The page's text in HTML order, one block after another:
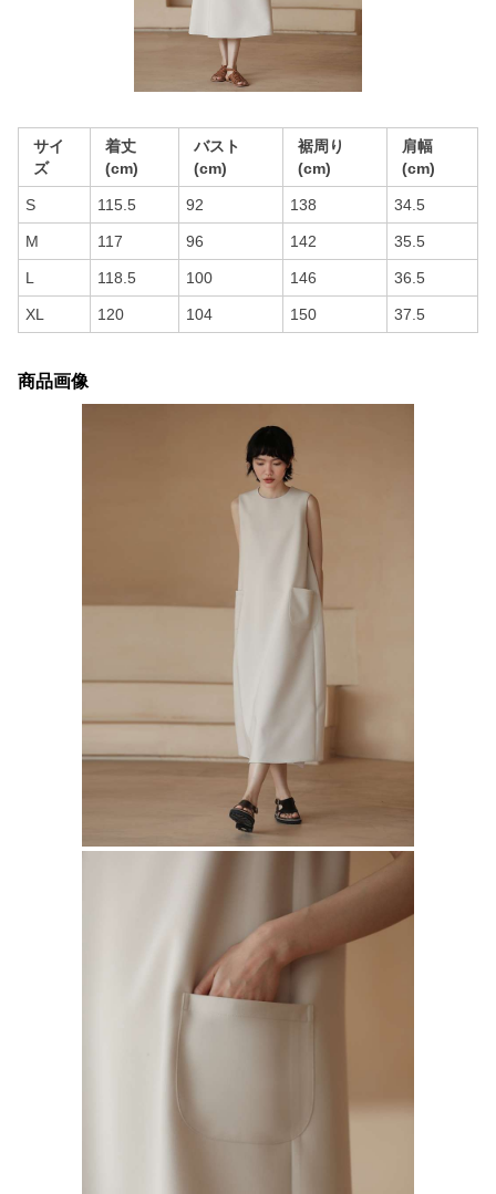
サイ
ズ
着丈
(cm)
バスト
(cm)
裾周り
(cm)
肩幅
(cm)
S 115.5 92 138 34.5
M 117 96 142 35.5
L 118.5 100 146 36.5
XL 120 104 150 37.5
商品画像